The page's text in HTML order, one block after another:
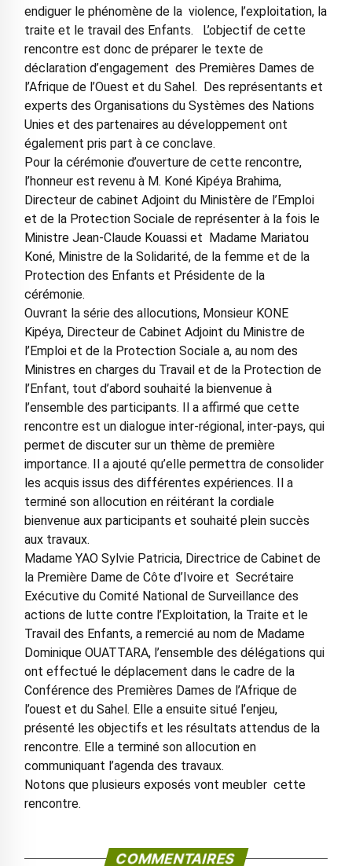
endiguer le phénomène de la violence, l’exploitation, la
traite et le travail des Enfants. L’objectif de cette
rencontre est donc de préparer le texte de
déclaration d’engagement des Premières Dames de
l’Afrique de l’Ouest et du Sahel. Des représentants et
experts des Organisations du Systèmes des Nations
Unies et des partenaires au développement ont
également pris part à ce conclave.
Pour la cérémonie d’ouverture de cette rencontre,
l’honneur est revenu à M. Koné Kipéya Brahima,
Directeur de cabinet Adjoint du Ministère de l’Emploi
et de la Protection Sociale de représenter à la fois le
Ministre Jean-Claude Kouassi et Madame Mariatou
Koné, Ministre de la Solidarité, de la femme et de la
Protection des Enfants et Présidente de la
cérémonie.
Ouvrant la série des allocutions, Monsieur KONE
Kipéya, Directeur de Cabinet Adjoint du Ministre de
l’Emploi et de la Protection Sociale a, au nom des
Ministres en charges du Travail et de la Protection de
l’Enfant, tout d’abord souhaité la bienvenue à
l’ensemble des participants. Il a affirmé que cette
rencontre est un dialogue inter-régional, inter-pays, qui
permet de discuter sur un thème de première
importance. Il a ajouté qu’elle permettra de consolider
les acquis issus des différentes expériences. Il a
terminé son allocution en réitérant la cordiale
bienvenue aux participants et souhaité plein succès
aux travaux.
Madame YAO Sylvie Patricia, Directrice de Cabinet de
la Première Dame de Côte d’Ivoire et Secrétaire
Exécutive du Comité National de Surveillance des
actions de lutte contre l’Exploitation, la Traite et le
Travail des Enfants, a remercié au nom de Madame
Dominique OUATTARA, l’ensemble des délégations qui
ont effectué le déplacement dans le cadre de la
Conférence des Premières Dames de l’Afrique de
l’ouest et du Sahel. Elle a ensuite situé l’enjeu,
présenté les objectifs et les résultats attendus de la
rencontre. Elle a terminé son allocution en
communiquant l’agenda des travaux.
Notons que plusieurs exposés vont meubler cette
rencontre.
COMMENTAIRES